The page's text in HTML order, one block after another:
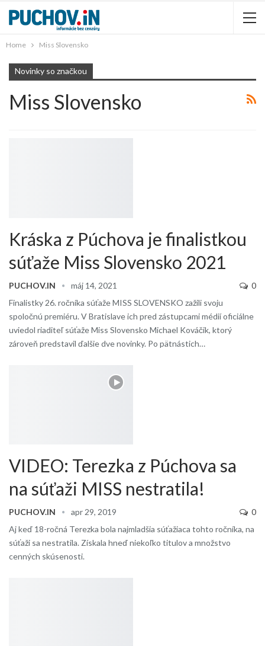
Home Miss Slovensko
Novinky so značkou
Miss Slovensko
Kráska z Púchova je finalistkou
súťaže Miss Slovensko 2021
PUCHOV.IN máj 14, 2021
0
Finalistky 26. ročníka súťaže MISS SLOVENSKO zažili svoju
spoločnú premiéru. V Bratislave ich pred zástupcami médií oficiálne
uviedol riaditeľ súťaže Miss Slovensko Michael Kováčik, ktorý
zároveň predstavil ďalšie dve novinky. Po pätnástich…
VIDEO: Terezka z Púchova sa
na súťaži MISS nestratila!
PUCHOV.IN apr 29, 2019
0
Aj keď 18-ročná Terezka bola najmladšia súťažiaca tohto ročníka, na
súťaži sa nestratila. Získala hneď niekoľko titulov a množstvo
cenných skúsenosti.